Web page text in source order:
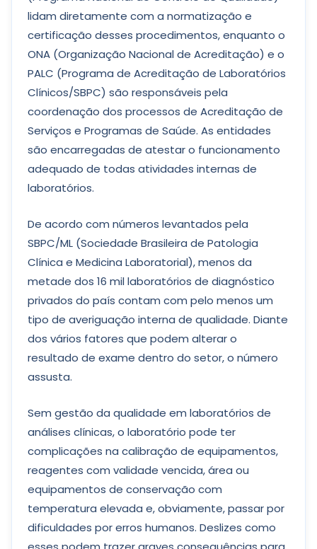
lidam diretamente com a normatização e
certificação desses procedimentos, enquanto o
ONA (Organização Nacional de Acreditação) e o
PALC (Programa de Acreditação de Laboratórios
Clínicos/SBPC) são responsáveis pela
coordenação dos processos de Acreditação de
Serviços e Programas de Saúde. As entidades
são encarregadas de atestar o funcionamento
adequado de todas atividades internas de
laboratórios.
De acordo com números levantados pela
SBPC/ML (Sociedade Brasileira de Patologia
Clínica e Medicina Laboratorial), menos da
metade dos 16 mil laboratórios de diagnóstico
privados do país contam com pelo menos um
tipo de averiguação interna de qualidade. Diante
dos vários fatores que podem alterar o
resultado de exame dentro do setor, o número
assusta.
Sem gestão da qualidade em laboratórios de
análises clínicas, o laboratório pode ter
complicações na calibração de equipamentos,
reagentes com validade vencida, área ou
equipamentos de conservação com
temperatura elevada e, obviamente, passar por
dificuldades por erros humanos. Deslizes como